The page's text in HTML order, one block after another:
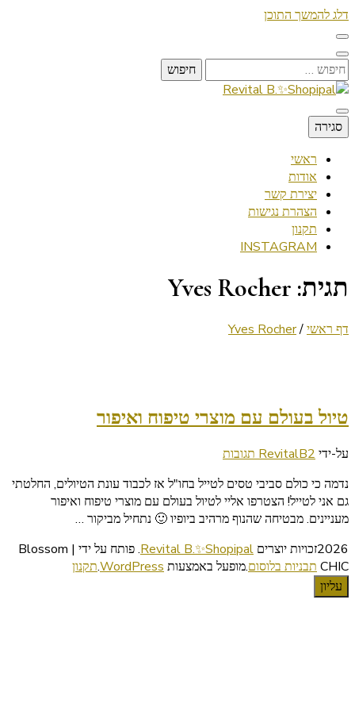
דלג להמשך התוכן
חיפוש:
Revital B.✨Shopipal
Lifestyle ✦ Beauty ✦ Vegan ✦ Travel
סגירה
ראשי
אודות
יצירת קשר
הצהרת נגישות
תקנון
INSTAGRAM
תגית: Yves Rocher
דף ראשי/
Yves Rocher
טיול בעולם עם מוצרי טיפוח ואיפור
על-ידי RevitalB2 תגובות
על
בעולם
עם
מוצרי
טיפוח
ואיפור
נדמה כי כולם סביבי טסים לטייל בחו"ל אז לכבוד עונת הטיולים, החלטתי
גם אני לטייל! הצטרפו אליי לטיול בעולם עם מוצרי טיפוח ואיפור
מעניינים. מבטיחה שהנוף מרהיב ביופיו 🙂 נתחיל מביקור …
2026זכויות יוצרים
Revital B.✨Shopipal
.
פותח על ידי | Blossom
CHIC תבניות בלוסום.מופעל באמצעות WordPress
.תקנון
עליון